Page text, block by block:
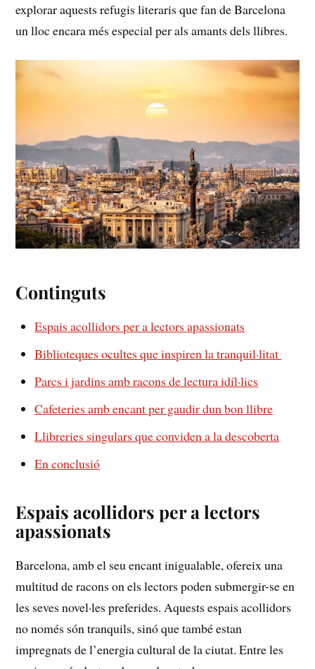
explorar aquests⁢ refugis literaris que fan de Barcelona
‍un lloc encara més especial per als amants dels llibres.
Continguts
Espais⁢ acollidors per a lectors apassionats
Biblioteques ocultes que inspiren⁢ la tranquil·litat ⁢
Parcs i jardins amb racons de lectura idíl·lics
Cafeteries amb encant⁢ per ‍gaudir dun bon llibre⁢
Llibreries singulars que conviden a la descoberta
En conclusió
Espais ‍acollidors per​ a lectors
apassionats
Barcelona, ‍amb el seu encant ⁤inigualable, ofereix una
multitud‍ de racons on els ⁣lectors poden submergir-se en
les seves novel·les preferides. Aquests espais acollidors
no només són tranquils, sinó‌ que⁢ també estan
impregnats de l’energia cultural de la ciutat. Entre les